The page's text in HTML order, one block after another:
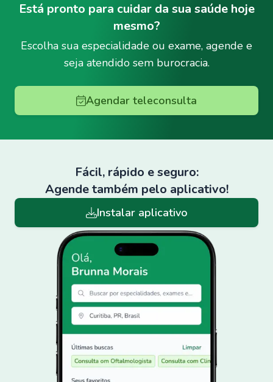
Está pronto para cuidar da sua saúde hoje
mesmo?
Escolha sua especialidade ou exame, agende e
seja atendido sem burocracia.
Agendar teleconsulta
Fácil, rápido e seguro:
Agende também pelo aplicativo!
Instalar aplicativo